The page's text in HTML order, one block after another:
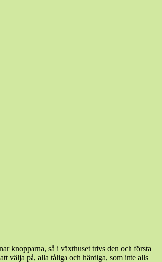
knopparna, så i växthuset trivs den och första
välja på, alla tåliga och härdiga, som inte alls